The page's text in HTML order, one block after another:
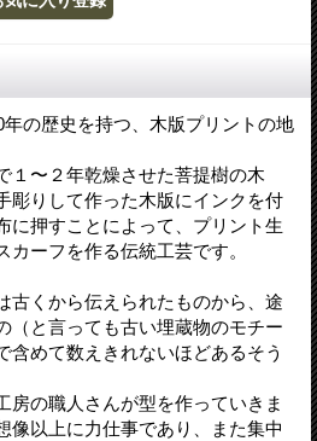
年の歴史を持つ、木版プリントの地
１〜２年乾燥させた菩提樹の木
彫りして作った木版にインクを付
に押すことによって、プリント生
ーフを作る伝統工芸です。
古くから伝えられたものから、途
（と言っても古い埋蔵物のモチー
含めて数えきれないほどあるそう
房の職人さんが型を作っていきま
像以上に力仕事であり、また集中